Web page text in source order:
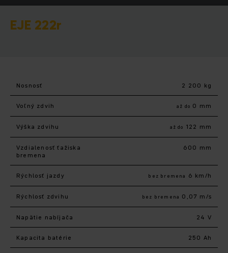
EJE 222r
Nosnosť 2 200 kg
Voľný zdvih až do 0 mm
Výška zdvihu až do 122 mm
Vzdialenosť ťažiska
bremena
600 mm
Rýchlosť jazdy bez bremena 6 km/h
Rýchlosť zdvihu bez bremena 0,07 m/s
Napätie nabíjača 24 V
Kapacita batérie 250 Ah